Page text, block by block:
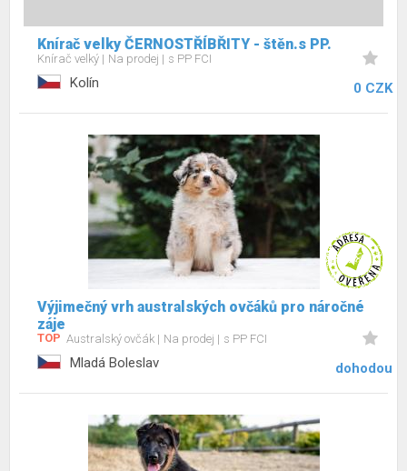
Knírač velky ČERNOSTŘÍBŘITY - štěn.s PP.
Knírač velký Na prodej s PP FCI
Kolín 0 CZK
Výjimečný vrh australských ovčáků pro náročné
záje
TOP Australský ovčák Na prodej s PP FCI
Mladá Boleslav dohodou